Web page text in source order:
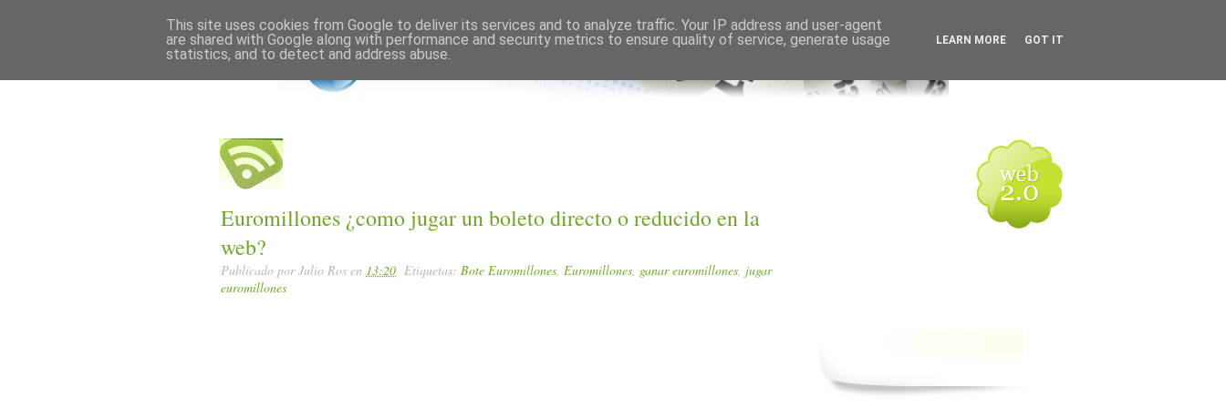
Euromillones ¿como jugar un boleto directo o reducido en la
web?
Publicado porJulio Ros en 13:20 Etiquetas: Bote Euromillones, Euromillones, ganar euromillones, jugar
euromillones
This site uses cookies from Google to deliver its services and to analyze traffic. Your IP address and user-agent
are shared with Google along with performance and security metrics to ensure quality of service, generate usage
statistics, and to detect and address abuse.
LEARN MORE GOT IT